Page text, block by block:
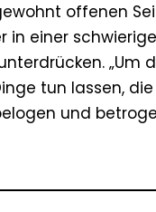
offenen
einer
„Um
tun lassen,
und